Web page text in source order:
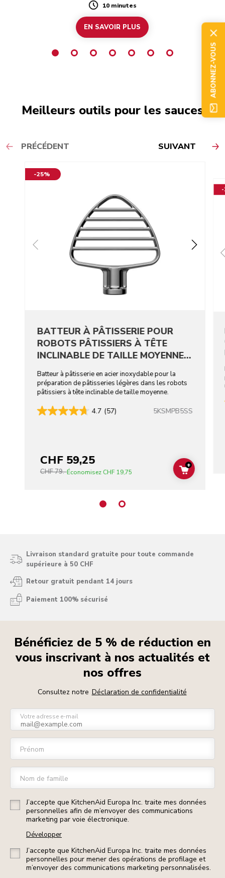
Duration
10 minutes
EN SAVOIR PLUS
Meilleurs outils pour les sauces
PRÉCÉDENT SUIVANT
-25%
BATTEUR À PÂTISSERIE POUR
ROBOTS PÂTISSIERS À TÊTE
INCLINABLE DE TAILLE MOYENNE -
ACIER INOXYDABLE
Batteur à pâtisserie en acier inoxydable pour la
préparation de pâtisseries légères dans les robots
pâtissiers à tête inclinable de taille moyenne.
4.7 (57) 5KSMPB5SS
CHF 59,25
CHF 79.-ÉconomisezCHF 19,75 ADD TO
+
-
Livraison standard gratuite pour toute commande
supérieure à 50 CHF
Retour gratuit pendant 14 jours
Paiement 100% sécurisé
Bénéficiez de 5 % de réduction en
vous inscrivant à nos actualités et
nos offres
Consultez notre Déclaration de confidentialité
Votre adresse e-mail
Prénom
Nom de famille
J’accepte que KitchenAid Europa Inc. traite mes données
personnelles afin de m’envoyer des communications
marketing par voie électronique.
Développer
J’accepte que KitchenAid Europa Inc. traite mes données
personnelles pour mener des opérations de profilage et
m’envoyer des communications marketing personnalisées.
ABONNEZ-VOUS